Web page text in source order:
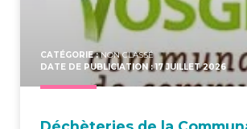
CATÉGORIE :NON CLASSÉ
DATE DE PUBLICIATION : 17 JUILLET 2026